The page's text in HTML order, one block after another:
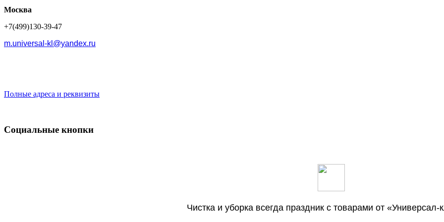
Москва
+7(499)130-39-47
m.universal-kl@yandex.ru
Полные адреса и реквизиты
Социальные кнопки
Чистка и уборка всегда праздник с товарами от «Универсал-